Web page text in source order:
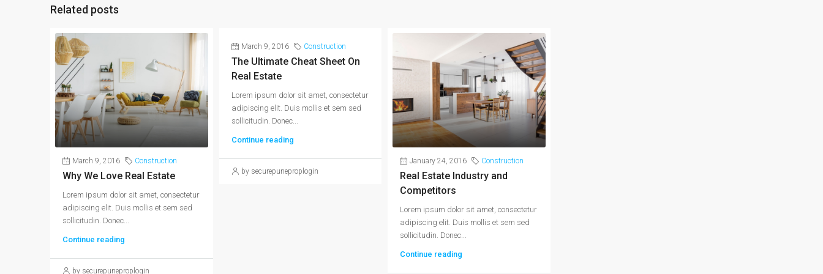
Related posts
March 9, 2016 Construction
Why We Love Real Estate
Lorem ipsum dolor sit amet, consectetur
adipiscing elit. Duis mollis et sem sed
sollicitudin. Donec...
Continue reading
by securepuneproplogin
March 9, 2016 Construction
The Ultimate Cheat Sheet On
Real Estate
Lorem ipsum dolor sit amet, consectetur
adipiscing elit. Duis mollis et sem sed
sollicitudin. Donec...
Continue reading
by securepuneproplogin
January 24, 2016 Construction
Real Estate Industry and
Competitors
Lorem ipsum dolor sit amet, consectetur
adipiscing elit. Duis mollis et sem sed
sollicitudin. Donec...
Continue reading